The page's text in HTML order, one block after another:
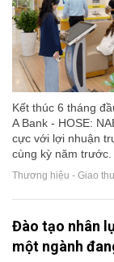
Kết thúc 6 tháng
A Bank - HOSE:
cực với lợi nhuận
cùng kỳ năm trước.
Thương hiệu - Giao
Đào tạo nhân
một ngành